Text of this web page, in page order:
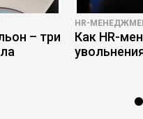
– три
HR-
Как HR-